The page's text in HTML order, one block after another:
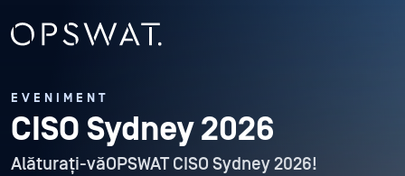
EVENIMENT
CISO Sydney 2026
Alăturați-văOPSWAT CISO Sydney 2026!